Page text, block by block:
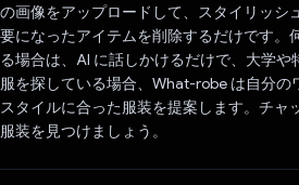
の画像をアップロードして、スタイリッシ
要になったアイテムを削除するだけです。
る場合は、AI に話しかけるだけで、大学や
服を探している場合、What-robe は自分の
スタイルに合った服装を提案します。チャ
服装を見つけましょう。